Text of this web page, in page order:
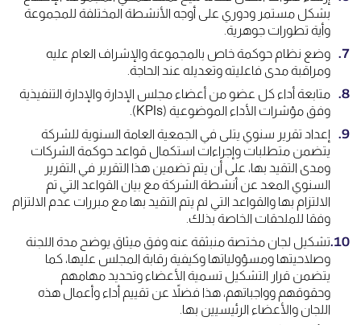
بشكل مستمر ودوري على أوجه الأنشطة المختلفة للمجموعة
وأية تطورات جوهرية.
وضع نظام حوكمة خاص بالمجموعة والإشراف العام عليه
ومراقبة مدى فاعليته وتعديله عند الحاجة.
متابعة أداء كل عضو من أعضاء مجلس الإدارة والإدارة التنفيذية
وفق مؤشرات الأداء الموضوعية (KPIs).
إعداد تقرير سنوي يتلى في الجمعية العامة السنوية للشركة
يتضمن متطلبات وإجراءات استكمال قواعد حوكمة الشركات
ومدى التقيد بها، على أن يتم تضمين هذا التقرير في التقرير
السنوي المعد عن أنشطة الشركة مع بيان القواعد التي تم
الالتزام بها والقواعد التي لم يتم التقيد بها مع مبررات عدم الالتزام
وفقا للملحقات الخاصة بذلك.
تشكيل لجان مختصة منبثقة عنه وفق ميثاق يوضح مدة اللجنة
وصلاحيتها ومسؤولياتها وكيفية رقابة المجلس عليها، كما
يتضمن قرار التشكيل تسمية الأعضاء وتحديد مهامهم
وحقوقهم وواجباتهم، هذا فضلاً عن تقييم أداء وأعمال هذه
اللجان والأعضاء الرئيسيين بها.